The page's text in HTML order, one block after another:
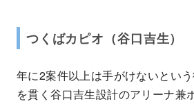
つくばカピオ（谷口吉生）
年に2案件以上は手がけないとい
を貫く谷口吉生設計のアリーナ兼